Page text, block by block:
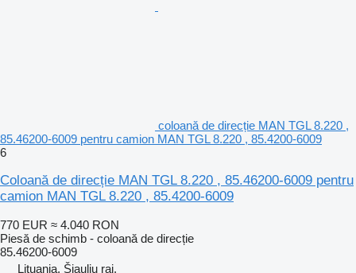
coloană de direcție MAN TGL 8.220 ,
85.46200-6009 pentru camion MAN TGL 8.220 , 85.4200-6009
6
Coloană de direcție MAN TGL 8.220 , 85.46200-6009 pentru
camion MAN TGL 8.220 , 85.4200-6009
770 EUR ≈ 4.040 RON
Piesă de schimb - coloană de direcție
85.46200-6009
Lituania, Šiaulių raj.